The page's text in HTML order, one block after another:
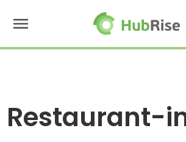
menu
Restaurant-